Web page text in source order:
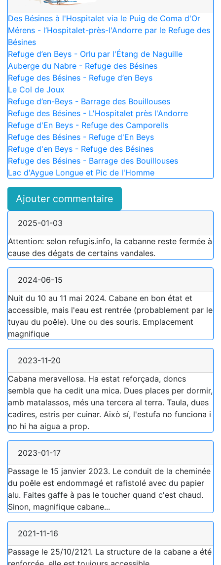
Des Bésines à l'Hospitalet via le Puig de Coma d'Or
Mérens - l’Hospitalet-près-l'Andorre par le Refuge des
Bésines
Refuge d’en Beys - Orlu par l'Étang de Naguille
Auberge du Nabre - Refuge des Bésines
Refuge des Bésines - Refuge d’en Beys
Le Col de Joux
Refuge d’en-Beys - Barrage des Bouillouses
Refuge des Bésines - L'Hospitalet près l'Andorre
Refuge d'En Beys - Refuge des Camporells
Refuge des Bésines - Refuge d'En Beys
Refuge d'en Beys - Refuge des Bésines
Refuge des Bésines - Barrage des Bouillouses
Lac d'Aygue Longue et Pic de l'Homme
Ajouter commentaire
2025-01-03
Attention: selon refugis.info, la cabanne reste fermée à
cause des dégats de certains vandales.
2024-06-15
Nuit du 10 au 11 mai 2024. Cabane en bon état et
accessible, mais l'eau est rentrée (probablement par le
tuyau du poêle). Une ou des souris. Emplacement
magnifique
2023-11-20
Cabana meravellosa. Ha estat reforçada, doncs
sembla que ha cedit una mica. Dues places per dormir,
amb matalassos, més una tercera al terra. Taula, dues
cadires, estris per cuinar. Això sí, l'estufa no funciona i
no hi ha aigua a prop.
2023-01-17
Passage le 15 janvier 2023. Le conduit de la cheminée
du poêle est endommagé et rafistolé avec du papier
alu. Faites gaffe à pas le toucher quand c'est chaud.
Sinon, magnifique cabane...
2021-11-16
Passage le 25/10/2121. La structure de la cabane a été